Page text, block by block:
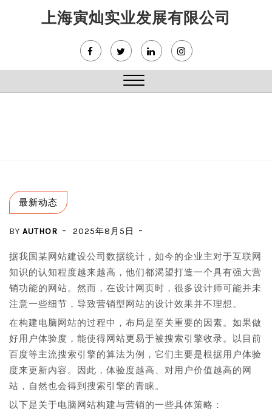
上海寅灿实业发展有限公司
Close
最新动态
BY AUTHOR 2025年8月5日
据我国某网站建设公司数据统计，如今的企业主对于互联网
知识的认知程度越来越高，他们都渴望打造一个具有强大营
销功能的网站。然而，在设计网页时，很多设计师可能并未
注意一些细节，导致营销型网站的设计效果并不理想。
在构建电脑网站的过程中，布局是至关重要的因素。如果做
好用户体验度，能使得网站更易于被搜索引擎收录。以目前
百度等主流搜索引擎的算法为例，它们主要是根据用户体验
度来更新内容。因此，体验度越高、对用户价值越高的网
站，自然也会得到搜索引擎的青睐。
以下是关于电脑网站构建与营销的一些具体策略：